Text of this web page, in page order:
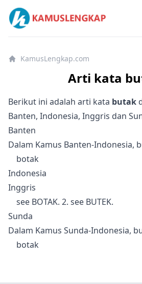
KamusLengkap.com Kamus
KamusLengkap.com
Arti kata
Berikut ini adalah arti kata butak
Banten, Indonesia, Inggris dan
Banten
Dalam Kamus Banten-Indonesia,
botak
Indonesia
Inggris
see BOTAK. 2. see BUTEK.
Sunda
Dalam Kamus Sunda-Indonesia,
botak